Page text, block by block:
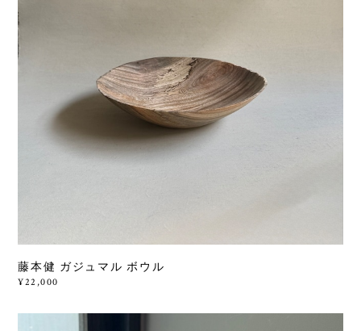
藤本健 ガジュマル ボウル
¥22,000